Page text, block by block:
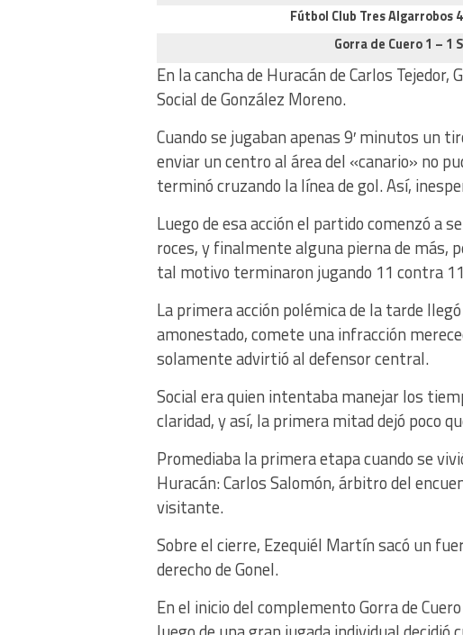
Fútbol Club Tres Algarrobos
Gorra de Cuero 1 – 1
En la cancha de Huracán de Carlos
Social de González Moreno.
Cuando se jugaban apenas 9′ minutos un
enviar un centro al área del «canario» no
terminó cruzando la línea de gol. Así,
Luego de esa acción el partido comenzó a
roces, y finalmente alguna pierna de más,
tal motivo terminaron jugando 11 contra
La primera acción polémica de la tarde
amonestado, comete una infracción
solamente advirtió al defensor central.
Social era quien intentaba manejar los
claridad, y así, la primera mitad dejó poco
Promediaba la primera etapa cuando se
Huracán: Carlos Salomón, árbitro del
visitante.
Sobre el cierre, Ezequiél Martín sacó un
derecho de Gonel.
En el inicio del complemento Gorra de